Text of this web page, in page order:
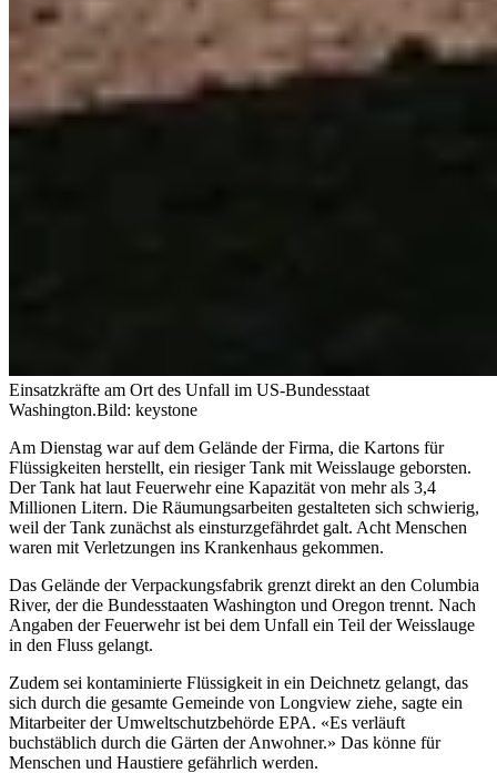
Einsatzkräfte am Ort des Unfall im US-Bundesstaat
Washington.Bild: keystone
Am Dienstag war auf dem Gelände der Firma, die Kartons für
Flüssigkeiten herstellt, ein riesiger Tank mit Weisslauge geborsten.
Der Tank hat laut Feuerwehr eine Kapazität von mehr als 3,4
Millionen Litern. Die Räumungsarbeiten gestalteten sich schwierig,
weil der Tank zunächst als einsturzgefährdet galt. Acht Menschen
waren mit Verletzungen ins Krankenhaus gekommen.
Das Gelände der Verpackungsfabrik grenzt direkt an den Columbia
River, der die Bundesstaaten Washington und Oregon trennt. Nach
Angaben der Feuerwehr ist bei dem Unfall ein Teil der Weisslauge
in den Fluss gelangt.
Zudem sei kontaminierte Flüssigkeit in ein Deichnetz gelangt, das
sich durch die gesamte Gemeinde von Longview ziehe, sagte ein
Mitarbeiter der Umweltschutzbehörde EPA. «Es verläuft
buchstäblich durch die Gärten der Anwohner.» Das könne für
Menschen und Haustiere gefährlich werden.